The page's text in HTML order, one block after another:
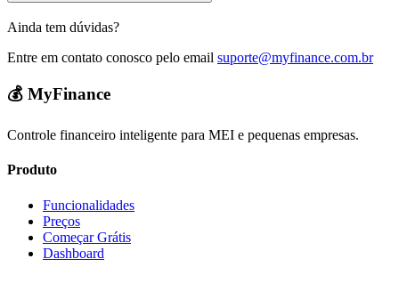
Ainda tem dúvidas?
Entre em contato conosco pelo email suporte@myfinance.com.br
💰 MyFinance
Controle financeiro inteligente para MEI e pequenas empresas.
Produto
Funcionalidades
Preços
Começar Grátis
Dashboard